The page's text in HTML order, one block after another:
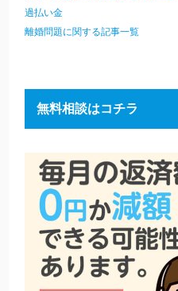
過払い金
離婚問題に関する記事一覧
無料相談はコチラ